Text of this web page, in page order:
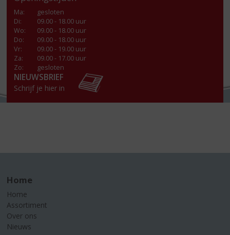
Ma:
gesloten
Di:
09.00 - 18.00 uur
Wo:
09.00 - 18.00 uur
Do:
09.00 - 18.00 uur
Vr:
09.00 - 19.00 uur
Za:
09.00 - 17.00 uur
Zo:
gesloten
NIEUWSBRIEF
Schrijf je hier in
Home
Home
Assortiment
Over ons
Nieuws